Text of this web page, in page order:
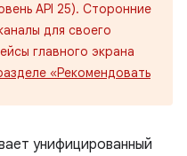
API 25). Сторонние
для своего
главного экрана
«Рекомендовать
унифицированный